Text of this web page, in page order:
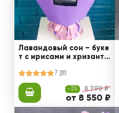
Лавандовый сон – буке
т с ирисами и хризанте
7
-3% 8 790 ₽
от 8 550 ₽